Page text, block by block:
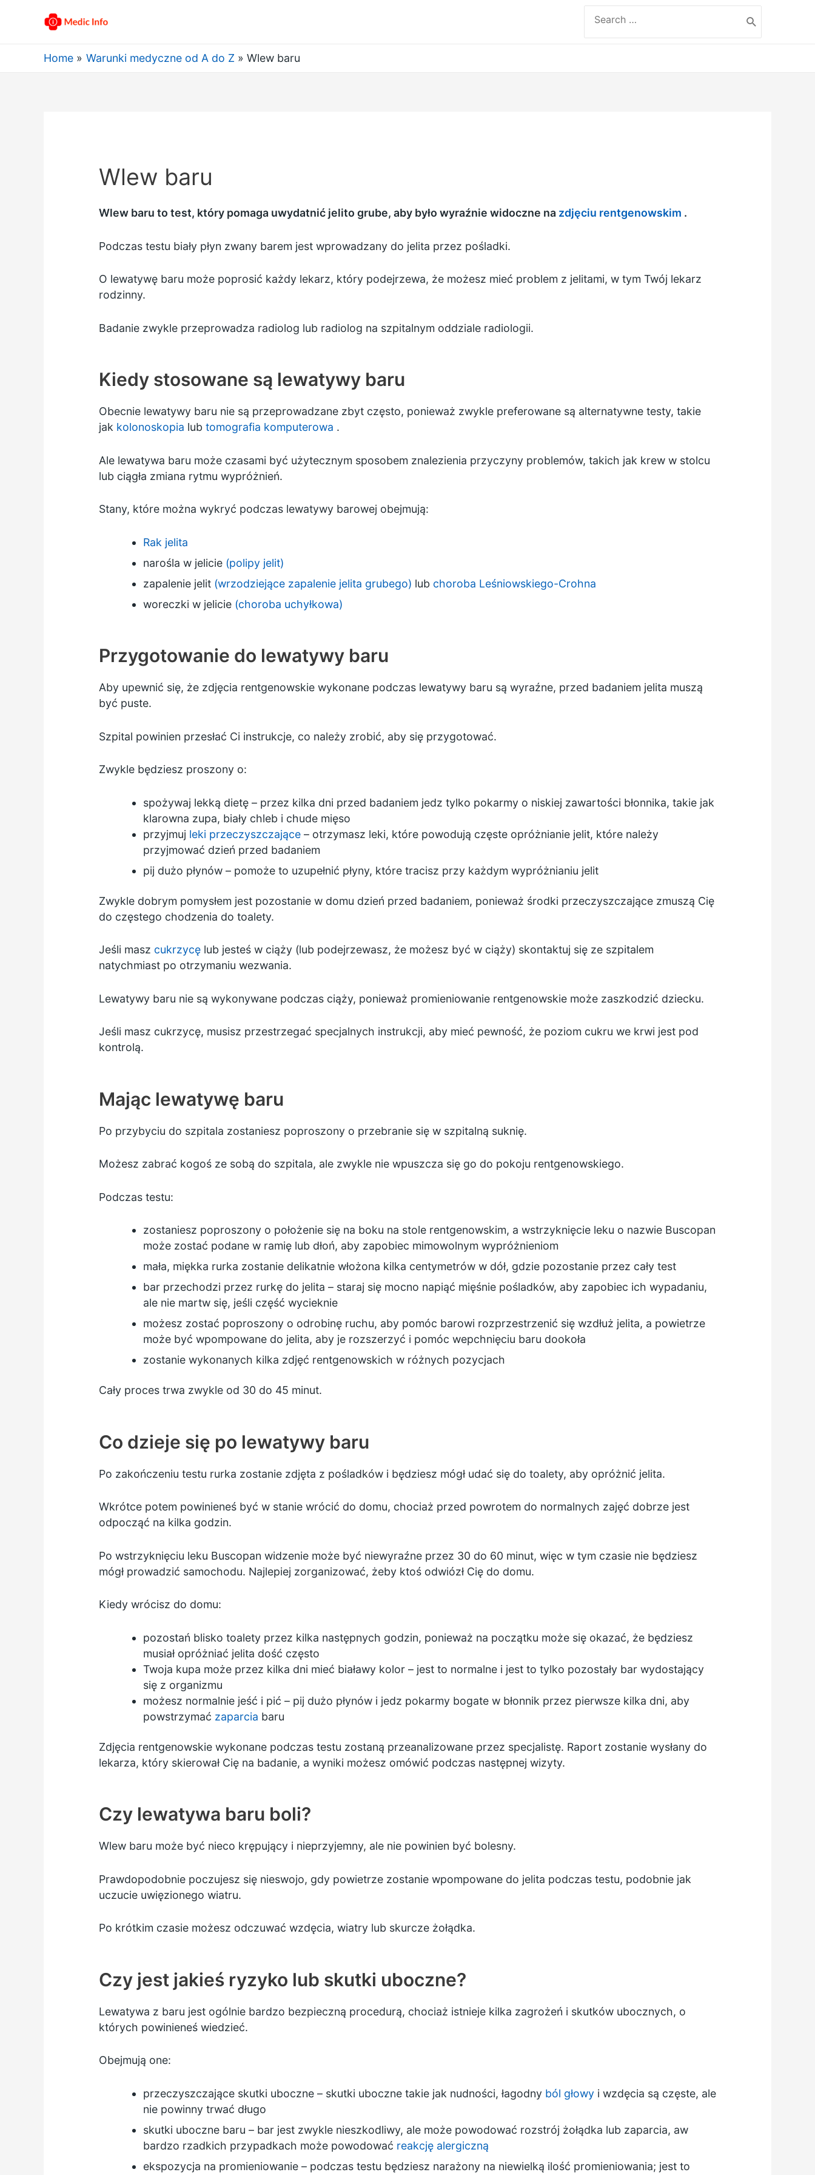
for:
Home Warunki medyczne od A do Z Wlew baru
Wlew baru
Wlew baru to test, który pomaga uwydatnić jelito grube, aby było wyraźnie widoczne na zdjęciu rentgenowskim .
Podczas testu biały płyn zwany barem jest wprowadzany do jelita przez pośladki.
O lewatywę baru może poprosić każdy lekarz, który podejrzewa, że możesz mieć problem z jelitami, w tym Twój lekarz
rodzinny.
Badanie zwykle przeprowadza radiolog lub radiolog na szpitalnym oddziale radiologii.
Kiedy stosowane są lewatywy baru
Obecnie lewatywy baru nie są przeprowadzane zbyt często, ponieważ zwykle preferowane są alternatywne testy, takie
jak kolonoskopia lub tomografia komputerowa .
Ale lewatywa baru może czasami być użytecznym sposobem znalezienia przyczyny problemów, takich jak krew w stolcu
lub ciągła zmiana rytmu wypróżnień.
Stany, które można wykryć podczas lewatywy barowej obejmują:
Rak jelita
narośla w jelicie (polipy jelit)
zapalenie jelit (wrzodziejące zapalenie jelita grubego) lub choroba Leśniowskiego-Crohna
woreczki w jelicie (choroba uchyłkowa)
Przygotowanie do lewatywy baru
Aby upewnić się, że zdjęcia rentgenowskie wykonane podczas lewatywy baru są wyraźne, przed badaniem jelita muszą
być puste.
Szpital powinien przesłać Ci instrukcje, co należy zrobić, aby się przygotować.
Zwykle będziesz proszony o:
spożywaj lekką dietę – przez kilka dni przed badaniem jedz tylko pokarmy o niskiej zawartości błonnika, takie jak
klarowna zupa, biały chleb i chude mięso
przyjmuj leki przeczyszczające – otrzymasz leki, które powodują częste opróżnianie jelit, które należy
przyjmować dzień przed badaniem
pij dużo płynów – pomoże to uzupełnić płyny, które tracisz przy każdym wypróżnianiu jelit
Zwykle dobrym pomysłem jest pozostanie w domu dzień przed badaniem, ponieważ środki przeczyszczające zmuszą Cię
do częstego chodzenia do toalety.
Jeśli masz cukrzycęlub jesteś w ciąży (lub podejrzewasz, że możesz być w ciąży) skontaktuj się ze szpitalem
natychmiast po otrzymaniu wezwania.
Lewatywy baru nie są wykonywane podczas ciąży, ponieważ promieniowanie rentgenowskie może zaszkodzić dziecku.
Jeśli masz cukrzycę, musisz przestrzegać specjalnych instrukcji, aby mieć pewność, że poziom cukru we krwi jest pod
kontrolą.
Mając lewatywę baru
Po przybyciu do szpitala zostaniesz poproszony o przebranie się w szpitalną suknię.
Możesz zabrać kogoś ze sobą do szpitala, ale zwykle nie wpuszcza się go do pokoju rentgenowskiego.
Podczas testu:
zostaniesz poproszony o położenie się na boku na stole rentgenowskim, a wstrzyknięcie leku o nazwie Buscopan
może zostać podane w ramię lub dłoń, aby zapobiec mimowolnym wypróżnieniom
mała, miękka rurka zostanie delikatnie włożona kilka centymetrów w dół, gdzie pozostanie przez cały test
bar przechodzi przez rurkę do jelita – staraj się mocno napiąć mięśnie pośladków, aby zapobiec ich wypadaniu,
ale nie martw się, jeśli część wycieknie
możesz zostać poproszony o odrobinę ruchu, aby pomóc barowi rozprzestrzenić się wzdłuż jelita, a powietrze
może być wpompowane do jelita, aby je rozszerzyć i pomóc wepchnięciu baru dookoła
zostanie wykonanych kilka zdjęć rentgenowskich w różnych pozycjach
Cały proces trwa zwykle od 30 do 45 minut.
Co dzieje się po lewatywy baru
Po zakończeniu testu rurka zostanie zdjęta z pośladków i będziesz mógł udać się do toalety, aby opróżnić jelita.
Wkrótce potem powinieneś być w stanie wrócić do domu, chociaż przed powrotem do normalnych zajęć dobrze jest
odpocząć na kilka godzin.
Po wstrzyknięciu leku Buscopan widzenie może być niewyraźne przez 30 do 60 minut, więc w tym czasie nie będziesz
mógł prowadzić samochodu. Najlepiej zorganizować, żeby ktoś odwiózł Cię do domu.
Kiedy wrócisz do domu:
pozostań blisko toalety przez kilka następnych godzin, ponieważ na początku może się okazać, że będziesz
musiał opróżniać jelita dość często
Twoja kupa może przez kilka dni mieć białawy kolor – jest to normalne i jest to tylko pozostały bar wydostający
się z organizmu
możesz normalnie jeść i pić – pij dużo płynów i jedz pokarmy bogate w błonnik przez pierwsze kilka dni, aby
powstrzymać zaparcia baru
Zdjęcia rentgenowskie wykonane podczas testu zostaną przeanalizowane przez specjalistę. Raport zostanie wysłany do
lekarza, który skierował Cię na badanie, a wyniki możesz omówić podczas następnej wizyty.
Czy lewatywa baru boli?
Wlew baru może być nieco krępujący i nieprzyjemny, ale nie powinien być bolesny.
Prawdopodobnie poczujesz się nieswojo, gdy powietrze zostanie wpompowane do jelita podczas testu, podobnie jak
uczucie uwięzionego wiatru.
Po krótkim czasie możesz odczuwać wzdęcia, wiatry lub skurcze żołądka.
Czy jest jakieś ryzyko lub skutki uboczne?
Lewatywa z baru jest ogólnie bardzo bezpieczną procedurą, chociaż istnieje kilka zagrożeń i skutków ubocznych, o
których powinieneś wiedzieć.
Obejmują one:
przeczyszczające skutki uboczne – skutki uboczne takie jak nudności, łagodny ból głowy i wzdęcia są częste, ale
nie powinny trwać długo
skutki uboczne baru – bar jest zwykle nieszkodliwy, ale może powodować rozstrój żołądka lub zaparcia, aw
bardzo rzadkich przypadkach może powodować reakcję alergiczną
ekspozycja na promieniowanie – podczas testu będziesz narażony na niewielką ilość promieniowania; jest to